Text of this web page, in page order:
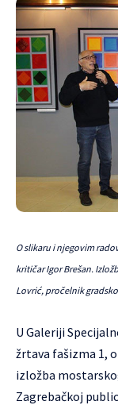
O slikaru i njegovim
kritičar Igor Brešan.
Lovrić, pročelnik
U Galeriji
žrtava fašizma 1,
izložba
Zagrebačkoj